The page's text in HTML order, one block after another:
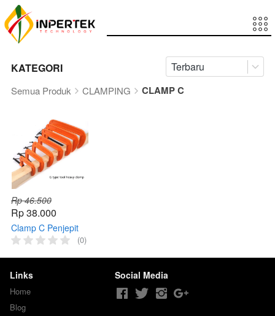
KATEGORI Terbaru
Semua Produk CLAMPING CLAMP C
Rp 46.500
Rp 38.000
Clamp C Penjepit
Benda Besi Kayu (0)
Links
Home
Blog
Social Media